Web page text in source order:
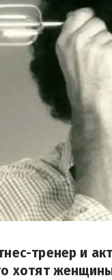
тренер и
хотят